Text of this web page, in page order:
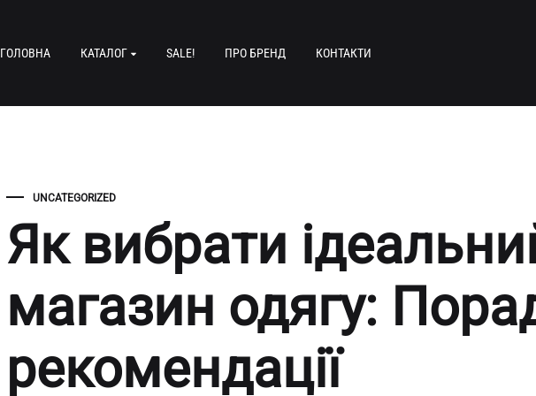
ГОЛОВНА КАТАЛОГ SALE! ПРО БРЕНД КОНТАКТИ
UNCATEGORIZED
Як вибрати
магазин одягу:
рекомендації